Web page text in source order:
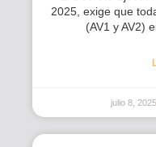
2025, exige que
(AV1 y AV2)
julio 8, 2025